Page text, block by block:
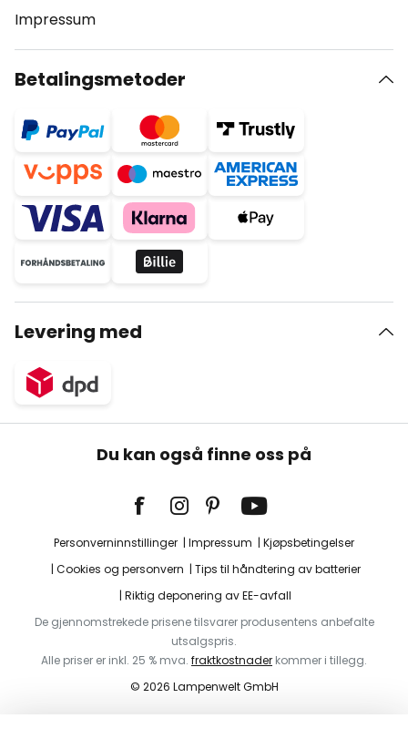
Impressum
Betalingsmetoder
Levering med
Du kan også finne oss på
Personverninnstillinger Impressum
Kjøpsbetingelser
Cookies og personvern
Tips til håndtering av batterier
Riktig deponering av EE-avfall
De gjennomstrekede prisene tilsvarer produsentens anbefalte
utsalgspris.
Alle priser er inkl. 25 % mva. fraktkostnader kommer i tillegg.
© 2026 Lampenwelt GmbH